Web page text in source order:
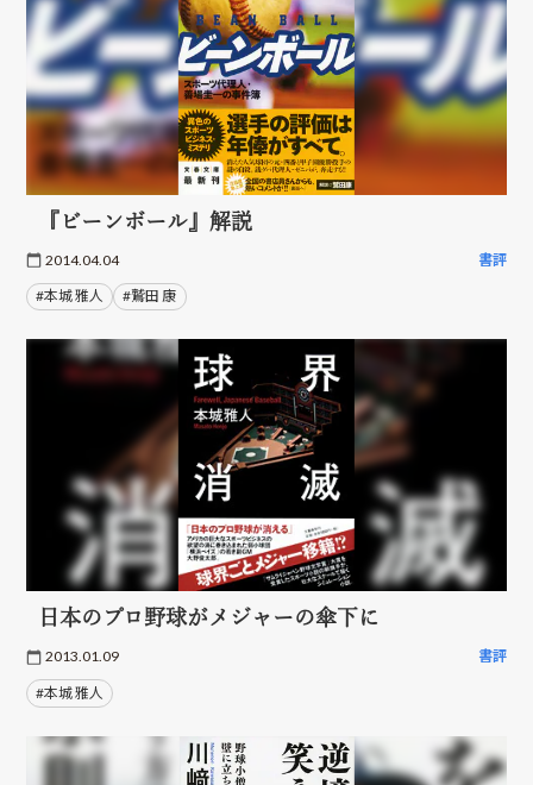
『ビーンボール』解説
2014.04.04 書評
#本城 雅人 #鷲田 康
日本のプロ野球がメジャーの傘下に
2013.01.09 書評
#本城 雅人